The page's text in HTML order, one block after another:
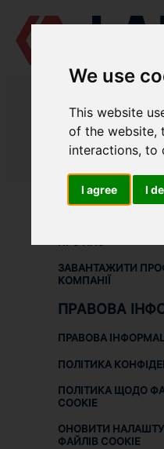
We use
This website
of the website,
interactions,to
I agree I
LAUDAT
ЗАВАНТАЖИТИ
КОМПАНІЇ
ПРАВОВА
ПРАВОВА
ПОЛІТИКА
ПОЛІТИКА ЩОДО
COOKIE
ОНОВИТИ
ФАЙЛІВ COOKIE